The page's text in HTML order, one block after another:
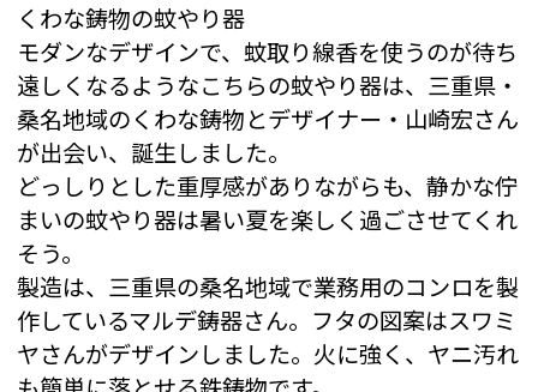
くわな鋳物の蚊やり器
モダンなデザインで、蚊取り線香を使うのが待ち
遠しくなるようなこちらの蚊やり器は、三重県・
桑名地域のくわな鋳物とデザイナー・山崎宏さん
が出会い、誕生しました。
どっしりとした重厚感がありながらも、静かな佇
まいの蚊やり器は暑い夏を楽しく過ごさせてくれ
そう。
製造は、三重県の桑名地域で業務用のコンロを製
作しているマルデ鋳器さん。フタの図案はスワミ
ヤさんがデザインしました。火に強く、ヤニ汚れ